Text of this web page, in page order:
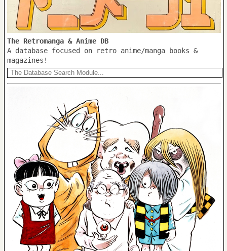
The Retromanga & Anime DB
A database focused on retro anime/manga books &
magazines!